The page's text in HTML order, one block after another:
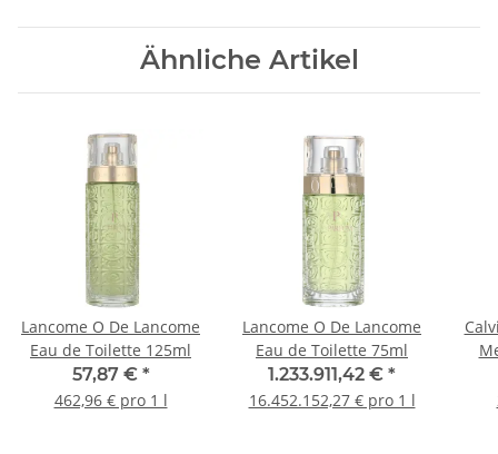
Ähnliche Artikel
Lancome O De Lancome
Eau de Toilette 125ml
57,87 € *
462,96 € pro 1 l
Lancome O De Lancome
Eau de Toilette 75ml
1.233.911,42 € *
16.452.152,27 € pro 1 l